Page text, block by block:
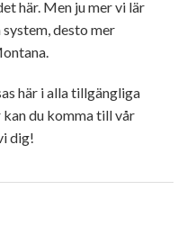
här. Men ju mer vi lär
system, desto mer
här i alla tillgängliga
du komma till vår
dig!